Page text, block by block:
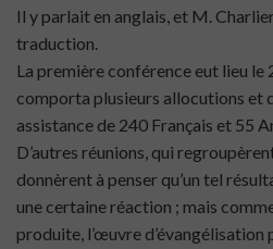
Il y parlait en anglais, et M.
traduction.
La première conférence eut lieu le
comporta plusieurs allocutions et
assistance de 240 Français et 55
D’autres réunions, qui
donnèrent à penser qu’un tel
une certaine réaction ; mais
produite, l’œuvre d’évangélisation